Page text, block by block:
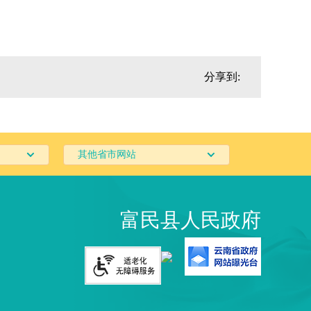
分享到:
其他省市网站
富民县人民政府